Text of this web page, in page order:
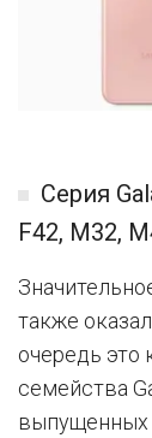
Серия
F42, M32,
также
очередь это
семейства
выпущенных